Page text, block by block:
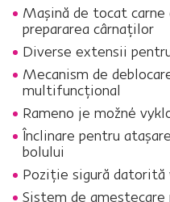
Maşină de tocat
prepararea cârnaţilor
Diverse extensii
Mecanism de
multifuncţional
Rameno je možné
Înclinare pentru
bolului
Poziţie sigură datorită
Sistem de amestecare